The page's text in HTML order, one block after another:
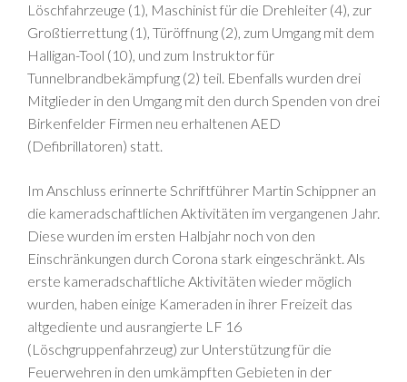
Löschfahrzeuge (1), Maschinist für die Drehleiter (4), zur
Großtierrettung (1), Türöffnung (2), zum Umgang mit dem
Halligan-Tool (10), und zum Instruktor für
Tunnelbrandbekämpfung (2) teil. Ebenfalls wurden drei
Mitglieder in den Umgang mit den durch Spenden von drei
Birkenfelder Firmen neu erhaltenen AED
(Defibrillatoren) statt.
Im Anschluss erinnerte Schriftführer Martin Schippner an
die kameradschaftlichen Aktivitäten im vergangenen Jahr.
Diese wurden im ersten Halbjahr noch von den
Einschränkungen durch Corona stark eingeschränkt. Als
erste kameradschaftliche Aktivitäten wieder möglich
wurden, haben einige Kameraden in ihrer Freizeit das
altgediente und ausrangierte LF 16
(Löschgruppenfahrzeug) zur Unterstützung für die
Feuerwehren in den umkämpften Gebieten in der